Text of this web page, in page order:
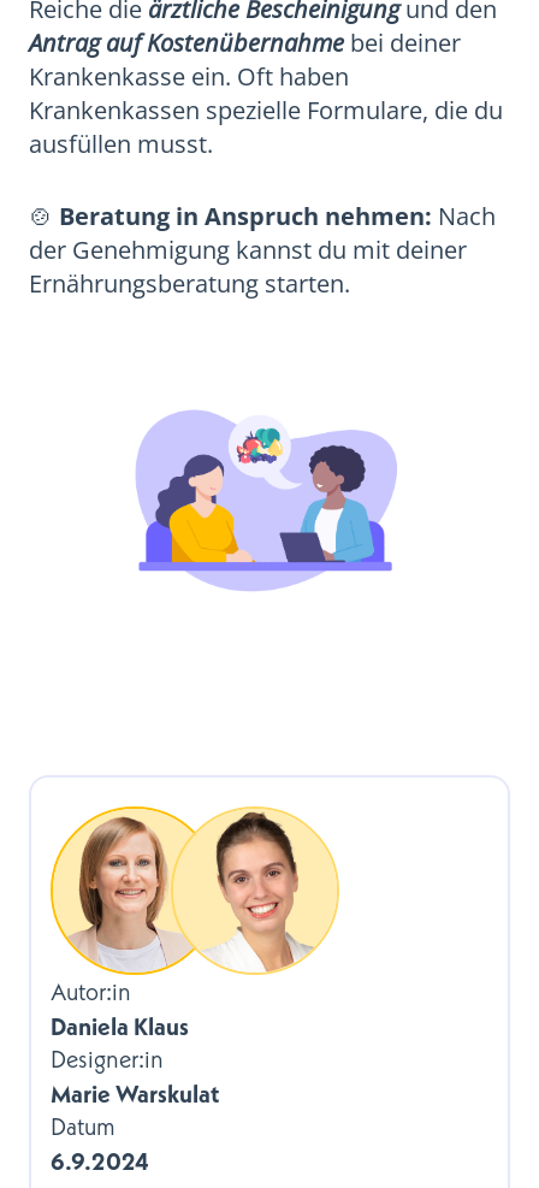
Reiche die ärztliche Bescheinigungund den
Antrag auf Kostenübernahme bei deiner
Krankenkasse ein. Oft haben
Krankenkassen spezielle Formulare, die du
ausfüllen musst.
🍲 Beratung in Anspruch nehmen: Nach
der Genehmigung kannst du mit deiner
Ernährungsberatung starten.
Autor:in
Daniela Klaus
Designer:in
Marie Warskulat
Datum
6.9.2024